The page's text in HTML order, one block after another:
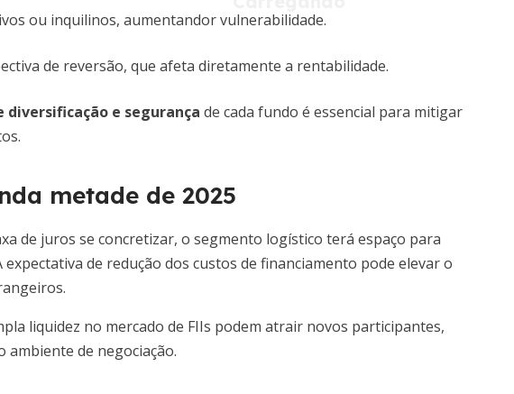
ou inquilinos, aumentandor vulnerabilidade.
de reversão, que afeta diretamente a rentabilidade.
diversificação e segurança de cada fundo é essencial para mitigar
metade de 2025
de juros se concretizar, o segmento logístico terá espaço para
expectativa de redução dos custos de financiamento pode elevar o
liquidez no mercado de FIIs podem atrair novos participantes,
ambiente de negociação.